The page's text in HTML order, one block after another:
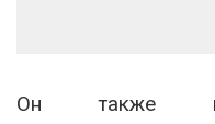
Он также